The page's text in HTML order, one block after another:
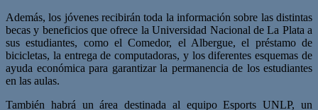
Además, los jóvenes recibirán toda la información sobre las distintas
becas y beneficios que ofrece la Universidad Nacional de La Plata a
sus estudiantes, como el Comedor, el Albergue, el préstamo de
bicicletas, la entrega de computadoras, y los diferentes esquemas de
ayuda económica para garantizar la permanencia de los estudiantes
en las aulas.
También habrá un área destinada al equipo Esports UNLP, un